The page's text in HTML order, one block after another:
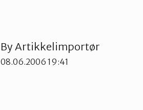
By Artikkelimportør
08.06.2006 19:41